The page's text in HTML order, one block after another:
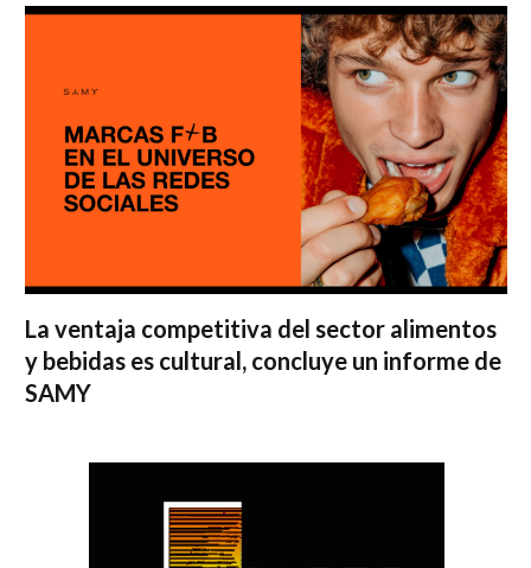
La ventaja competitiva del sector alimentos
y bebidas es cultural, concluye un informe de
SAMY